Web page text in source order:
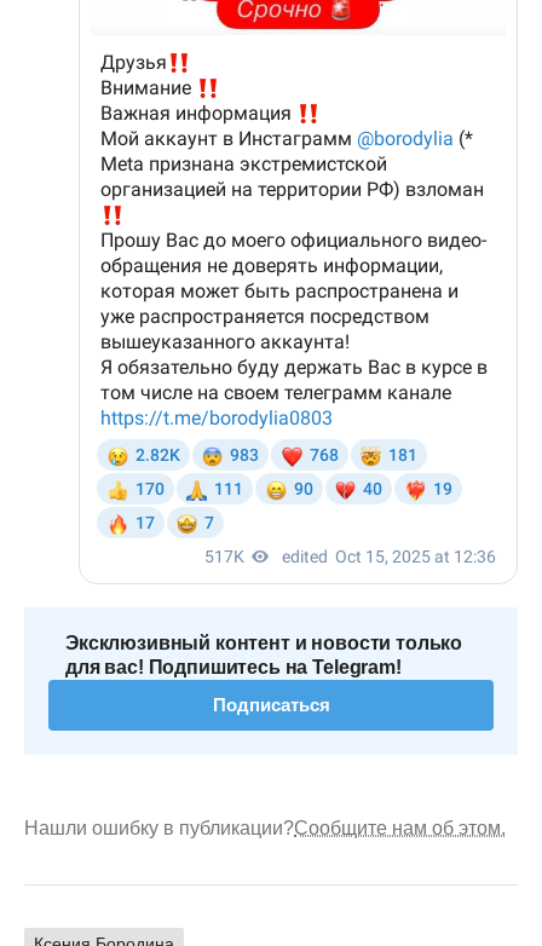
Эксклюзивный контент и новости только
для вас! Подпишитесь на Telegram!
Подписаться
Нашли ошибку в публикации?Сообщите нам об этом.